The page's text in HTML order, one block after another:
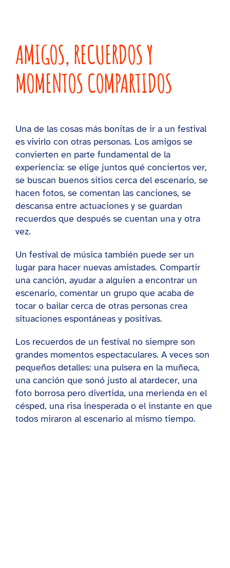
AMIGOS, RECUERDOS Y
MOMENTOS COMPARTIDOS
Una de las cosas más bonitas de ir a un festival
es vivirlo con otras personas. Los amigos se
convierten en parte fundamental de la
experiencia: se elige juntos qué conciertos ver,
se buscan buenos sitios cerca del escenario, se
hacen fotos, se comentan las canciones, se
descansa entre actuaciones y se guardan
recuerdos que después se cuentan una y otra
vez.
Un festival de música también puede ser un
lugar para hacer nuevas amistades. Compartir
una canción, ayudar a alguien a encontrar un
escenario, comentar un grupo que acaba de
tocar o bailar cerca de otras personas crea
situaciones espontáneas y positivas.
Los recuerdos de un festival no siempre son
grandes momentos espectaculares. A veces son
pequeños detalles: una pulsera en la muñeca,
una canción que sonó justo al atardecer, una
foto borrosa pero divertida, una merienda en el
césped, una risa inesperada o el instante en que
todos miraron al escenario al mismo tiempo.